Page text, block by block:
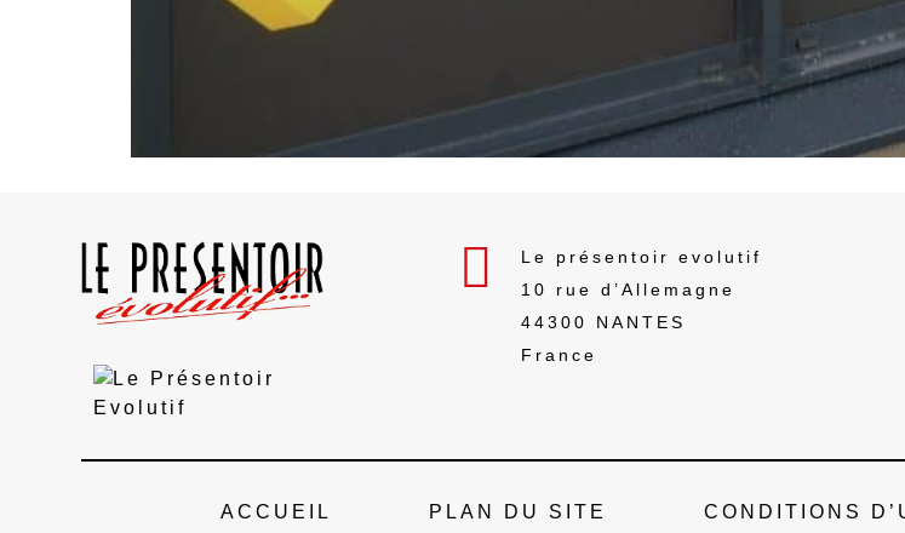
Des produits de qualités
Un interlocuteur dédié
accompagne dans
ACCUEIL PLAN DU SITE CONDITIONS
Le présentoir evolutif
10 rue d’Allemagne
44300
NANTES
France